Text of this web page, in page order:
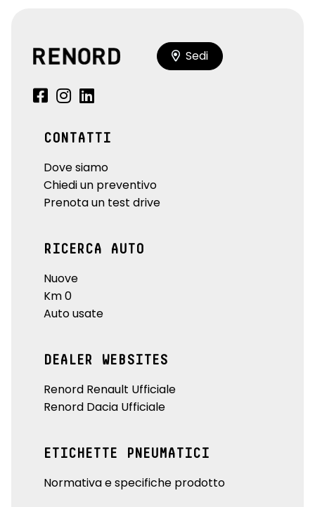
Sedi
CONTATTI
Dove siamo
Chiedi un preventivo
Prenota un test drive
RICERCA AUTO
Nuove
Km 0
Auto usate
DEALER WEBSITES
Renord Renault Ufficiale
Renord Dacia Ufficiale
ETICHETTE PNEUMATICI
Normativa e specifiche prodotto